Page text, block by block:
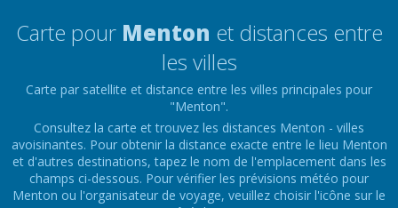
Carte pour Menton et distances entre
les villes
Carte par satellite et distance entre les villes principales pour
"Menton".
Consultez la carte et trouvez les distances Menton - villes
avoisinantes. Pour obtenir la distance exacte entre le lieu Menton
et d'autres destinations, tapez le nom de l'emplacement dans les
champs ci-dessous. Pour vérifier les prévisions météo pour
Menton ou l'organisateur de voyage, veuillez choisir l'icône sur le